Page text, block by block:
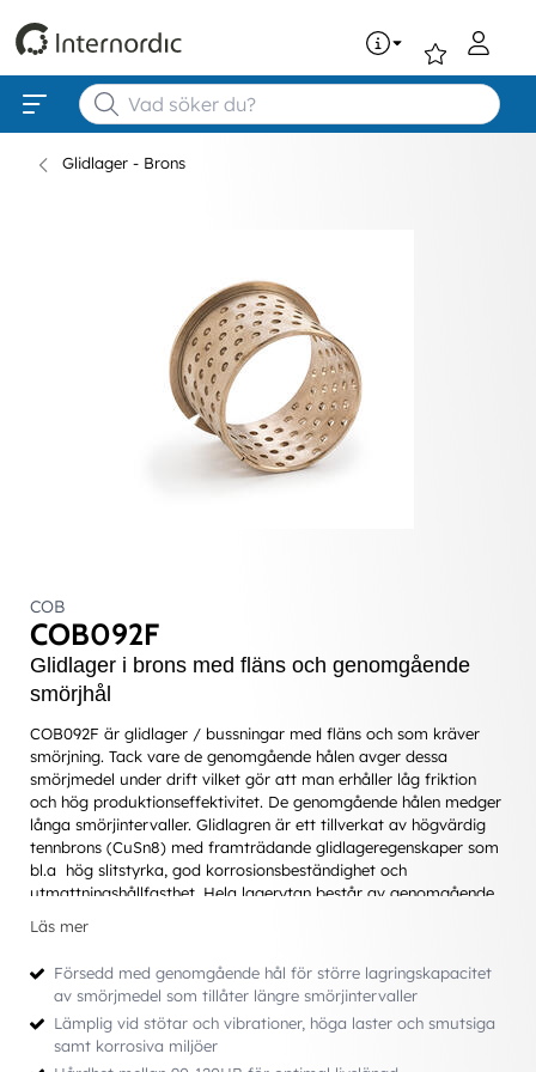
Glidlager - Brons
COB
COB092F
Glidlager i brons med fläns och genomgående
smörjhål
COB092F är glidlager / bussningar med fläns och som kräver
smörjning. Tack vare de genomgående hålen avger dessa
smörjmedel under drift vilket gör att man erhåller låg friktion
och hög produktionseffektivitet. De genomgående hålen medger
långa smörjintervaller. Glidlagren är ett tillverkat av högvärdig
tennbrons (CuSn8) med framträdande glidlageregenskaper som
bl.a hög slitstyrka, god korrosionsbeständighet och
utmattningshållfasthet. Hela lagerytan består av genomgående
underhållstillfällen. Glidlagren kan användas både för radiella
Användningsområde
Ex. entreprenad-, skogs- och jordbruksmaskiner
Läs mer
Försedd med genomgående hål för större lagringskapacitet
av smörjmedel som tillåter längre smörjintervaller
Lämplig vid stötar och vibrationer, höga laster och smutsiga
samt korrosiva miljöer